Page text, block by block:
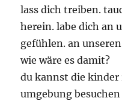
lass dich treiben.
herein. labe dich an
gefühlen. an
wie wäre es damit?
du kannst die
umgebung